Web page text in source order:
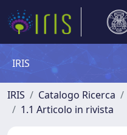
IRIS
IRIS Catalogo Ricerca
1.1 Articolo in rivista